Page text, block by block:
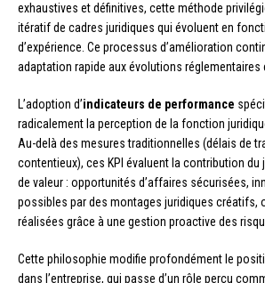
exhaustives et définitives, cette méthode
itératif de cadres juridiques qui évoluent en
d’expérience. Ce processus d’amélioration
adaptation rapide aux évolutions réglementaires
L’adoption d’indicateurs de performance
radicalement la perception de la fonction
Au-delà des mesures traditionnelles (délais de
contentieux), ces KPI évaluent la contribution du
de valeur : opportunités d’affaires sécurisées,
possibles par des montages juridiques créatifs,
réalisées grâce à une gestion proactive des
Cette philosophie modifie profondément le
dans l’entreprise, qui passe d’un rôle perçu